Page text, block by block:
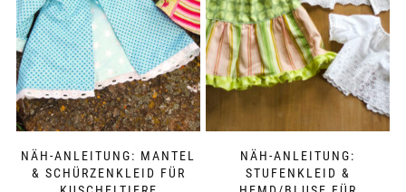
NÄH-ANLEITUNG: MANTEL
& SCHÜRZENKLEID FÜR
NÄH-ANLEITUNG:
STUFENKLEID &